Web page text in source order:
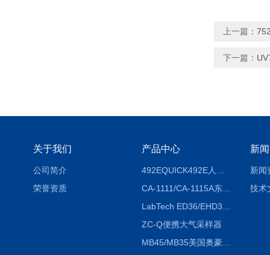
上一篇：
下一篇：
关于我们
公司简介
荣誉资质
产品中心
CA-1111/CA-1115A东京理化EYELA CA-1111/CA-1115A冷却水循环装置
ZC-Q便携大气采样器
MB45/MB35美国奥豪斯OHAUS MB45/MB35卤素红外水分测定仪
新
新闻
技术